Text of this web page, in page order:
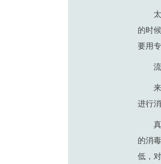
的时
要用
进行
的消
低，